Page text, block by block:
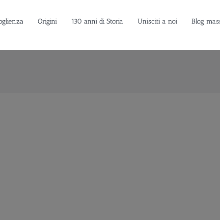
Origini 130 anni di Storia Unisciti a noi Blog